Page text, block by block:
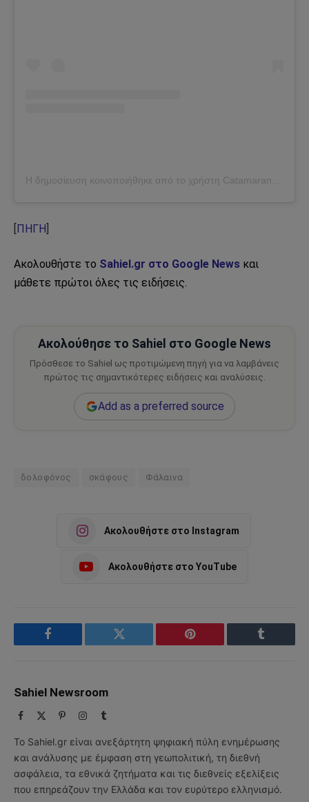
ΠΗΓΗ
Ακολουθήστε το Sahiel.gr στο Google News και
μάθετε πρώτοι όλες τις ειδήσεις.
Ακολούθησε το Sahiel στο Google News
Πρόσθεσε το Sahiel ως προτιμώμενη πηγή για να λαμβάνεις
πρώτος τις σημαντικότερες ειδήσεις και αναλύσεις.
Add as a preferred source
δολοφόνος σκάφους Φάλαινα
Ακολουθήστε στο Instagram
Ακολουθήστε στο YouTube
Facebook Twitter Pinterest Tumblr
Sahiel Newsroom
Facebook PinterestInstagram
Tumblr
Το Sahiel.gr είναι ανεξάρτητη ψηφιακή πύλη ενημέρωσης
και ανάλυσης με έμφαση στη γεωπολιτική, τη διεθνή
ασφάλεια, τα εθνικά ζητήματα και τις διεθνείς εξελίξεις
που επηρεάζουν την Ελλάδα και τον ευρύτερο ελληνισμό.